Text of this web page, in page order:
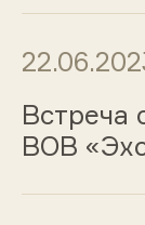
Встреча
ВОВ